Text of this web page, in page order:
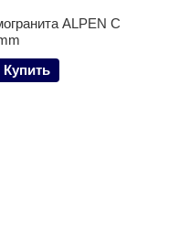
ALPEN C
Купить